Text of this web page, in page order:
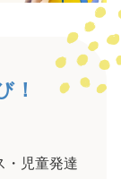
！
・児童発達